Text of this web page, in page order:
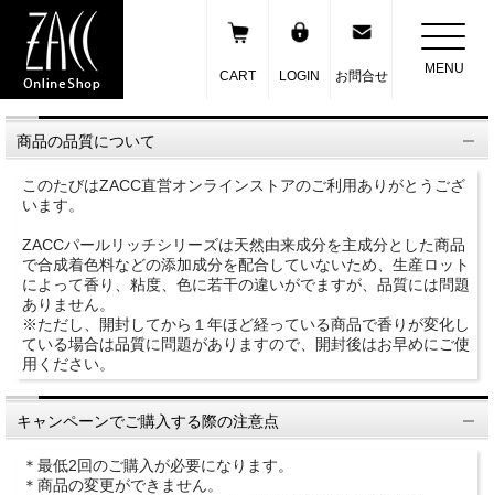
CART LOGIN お問合せ MENU
商品の品質について
このたびはZACC直営オンラインストアのご利用ありがとうござ
います。
ZACCパールリッチシリーズは天然由来成分を主成分とした商品
で合成着色料などの添加成分を配合していないため、生産ロット
によって香り、粘度、色に若干の違いがでますが、品質には問題
ありません。
※ただし、開封してから１年ほど経っている商品で香りが変化し
ている場合は品質に問題がありますので、開封後はお早めにご使
用ください。
キャンペーンでご購入する際の注意点
＊最低2回のご購入が必要になります。
＊商品の変更ができません。